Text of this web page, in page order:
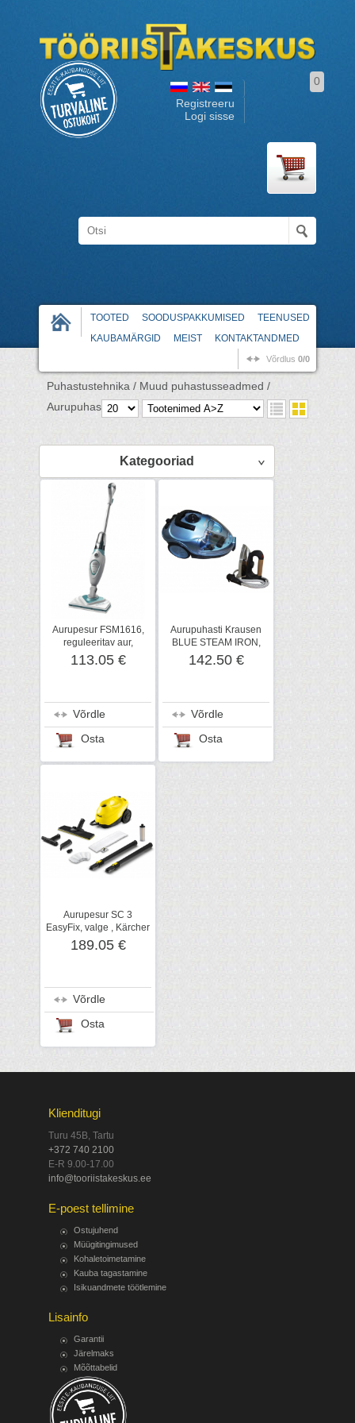
Registreeru
Logi sisse
0
TOOTED SOODUSPAKKUMISED
TEENUSED
KAUBAMÄRGID
MEIST KONTAKTANDMED
Võrdlus 0/0
Puhastustehnika / Muud puhastusseadmed /
Aurupuhastid /
Kategooriad
Aurupesur FSM1616,
reguleeritav aur,
Black+Decker
113.05 €
Võrdle
Osta
Aurupuhasti Krausen
BLUE STEAM IRON,
triikrauaga
142.50 €
Võrdle
Osta
Aurupesur SC 3
EasyFix, valge , Kärcher
189.05 €
Võrdle
Osta
Klienditugi
Turu 45B, Tartu
+372 740 2100
E-R 9.00-17.00
info@tooriistakeskus.ee
E-poest tellimine
Ostujuhend
Müügitingimused
Kohaletoimetamine
Kauba tagastamine
Isikuandmete töötlemine
Lisainfo
Garantii
Järelmaks
Mõõttabelid